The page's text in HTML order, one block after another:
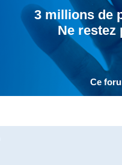
3 millions de
Ne restez
Ce